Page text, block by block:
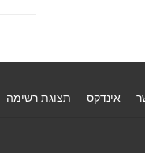
אינדקס תצוגת רשימה